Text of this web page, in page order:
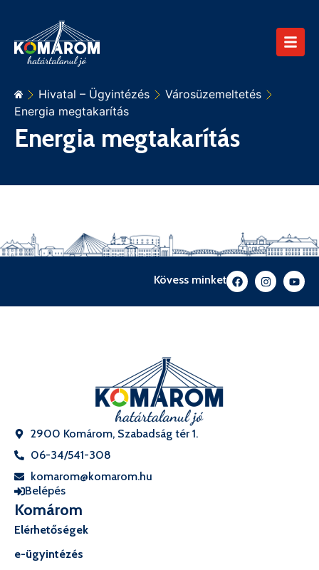
Hivatal – Ügyintézés
Városüzemeltetés
Energia megtakarítás
Energia megtakarítás
Kövess minket
2900 Komárom, Szabadság tér 1.
06-34/541-308
komarom@komarom.hu
Belépés
Komárom
Elérhetőségek
e-ügyintézés